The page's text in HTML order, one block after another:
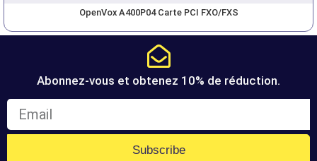
OpenVox A400P04 Carte PCI FXO/FXS
Abonnez-vous et obtenez 10% de réduction.
Subscribe